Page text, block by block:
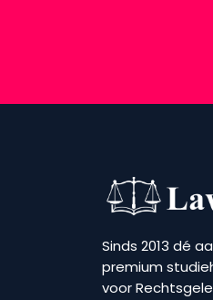
Sinds 2013 dé
premium
voor